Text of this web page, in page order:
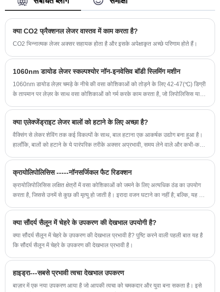
नवीनतम एलेक्सवे लेजर हेयर रिमूवल मशीन का डिज़ाइन
अद्वितीय है और यह निश्चित रूप से आपके लिए और अधिक
आश्चर्य लेकर आएगी।
साथ बालों को कम करने के लिए तेजी से काम करता है।
क्या CO2 फ्रैक्शनल लेजर वास्तव में काम करता है?
CO2 भिन्नात्मक लेजर अक्सर सहायक होता है और इसके अपेक्षाकृत अच्छे परिणाम होते हैं।
1060nm डायोड लेजर स्कल्पश्योर नॉन-इनवेसिव बॉडी स्लिमिंग मशीन
1060nm डायोड लेज़र चमड़े के नीचे की वसा कोशिकाओं को तोड़ने के लिए 42-47(℃) डिग्री
के तापमान पर लेज़र के साथ वसा कोशिकाओं को गर्म करके काम करता है, जो लिपोलिसिस या
क्या एलेक्जेंड्राइट लेजर बालों को हटाने के लिए अच्छा है?
वैक्सिंग से लेकर शेविंग तक कई विकल्पों के साथ, बाल हटाना एक आकर्षक उद्योग बना हुआ है।
हालाँकि, बालों को हटाने के ये पारंपरिक तरीके अक्सर अप्रभावी, समय लेने वाले और कभी-कभी
हटाने की तकनीकों की तुलना में कैसे है?
क्रायोलिपोलिसिस -----नॉनसर्जिकल फैट रिडक्शन
क्रायोलिपोलिसिस लक्षित क्षेत्रों में वसा कोशिकाओं को जमने के लिए अत्यधिक ठंड का उपयोग
करता है, जिससे उनमें से कुछ की मृत्यु हो जाती है। इरादा वजन घटाने का नहीं है; बल्कि, यह वसा
निचली पीठ, नितंब और जबड़ा शामिल हैं।
क्या सौंदर्य सैलून में चेहरे के उपकरण की देखभाल उपयोगी है?
क्या सौंदर्य सैलून में चेहरे के उपकरण की देखभाल प्रभावी है? पुष्टि करने वाली पहली बात यह है
कि सौंदर्य सैलून में चेहरे के उपकरण की देखभाल प्रभावी है।
हाइड्रा---सबसे प्रभावी त्वचा देखभाल उपकरण
बाज़ार में एक नया उपकरण आया है जो आपकी त्वचा को चमकदार और युवा बना सकता है। इसे